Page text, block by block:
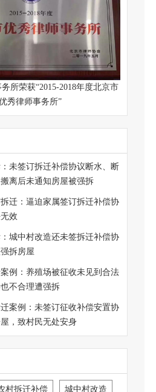
所荣获“2015-2018年度北京市
秀律师事务所”
未签订拆迁补偿协议断水、断
离后未通知房屋被强拆
迁：逼迫家属签订拆迁补偿协
效
城中村改造还未签拆迁补偿协
拆房屋
例：养殖场被征收未见到合法
不合理遭强拆
案例：未签订征收补偿安置协
，致村民无处安身
村拆迁补偿 城中村改造